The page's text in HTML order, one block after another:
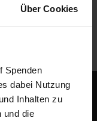
Über Cookies
Spenden
dabei Nutzung
Inhalten zu
und die